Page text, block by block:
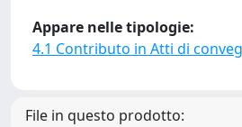
Appare nelle tipologie:
4.1 Contributo in Atti di
File in questo prodotto: